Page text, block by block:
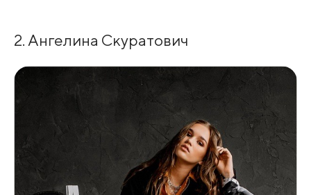
2. Ангелина Скуратович